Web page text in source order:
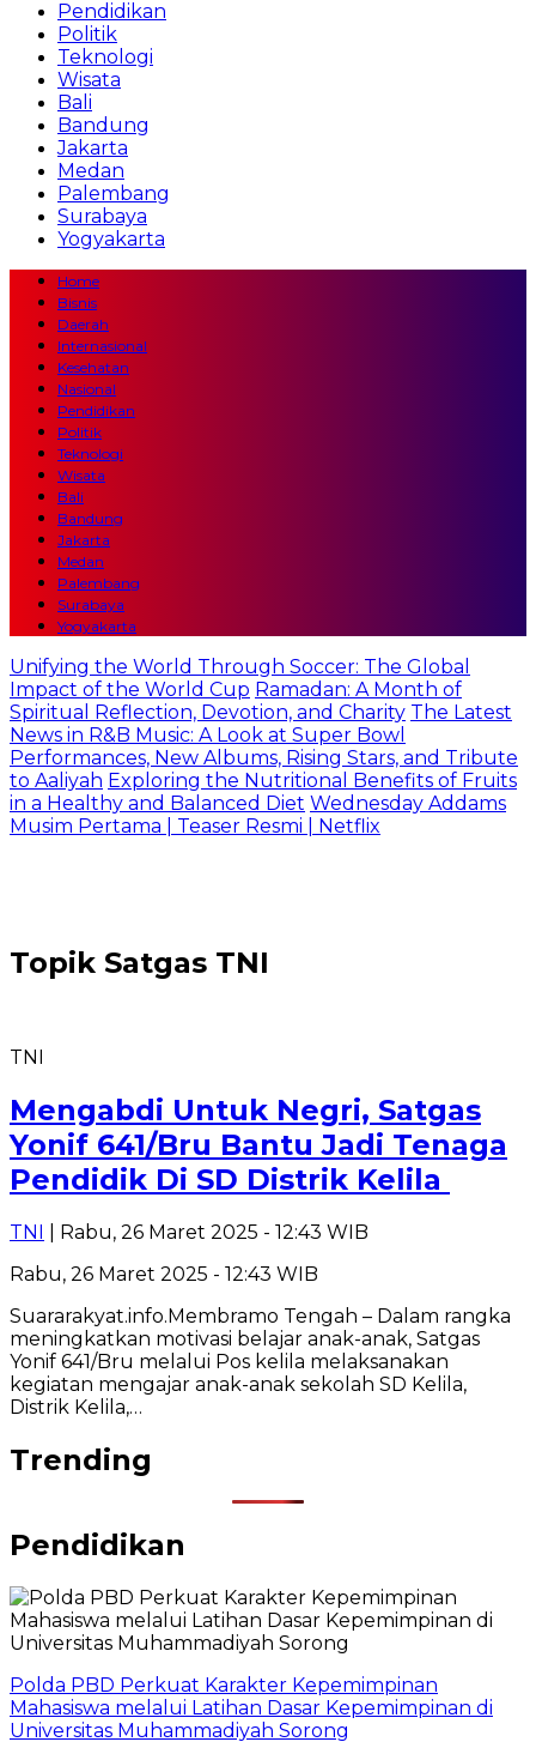
Pendidikan
Politik
Teknologi
Wisata
Bali
Bandung
Jakarta
Medan
Palembang
Surabaya
Yogyakarta
Home
Bisnis
Daerah
Internasional
Kesehatan
Nasional
Pendidikan
Politik
Teknologi
Wisata
Bali
Bandung
Jakarta
Medan
Palembang
Surabaya
Yogyakarta
Unifying the World Through Soccer: The Global
Impact of the World Cup Ramadan: A Month of
Spiritual Reflection, Devotion, and Charity The Latest
News in R&B Music: A Look at Super Bowl
Performances, New Albums, Rising Stars, and Tribute
to Aaliyah Exploring the Nutritional Benefits of Fruits
in a Healthy and Balanced Diet Wednesday Addams
Musim Pertama | Teaser Resmi | Netflix
Topik Satgas TNI
TNI
Mengabdi Untuk Negri, Satgas
Yonif 641/Bru Bantu Jadi Tenaga
Pendidik Di SD Distrik Kelila
TNI
| Rabu, 26 Maret 2025 - 12:43 WIB
Rabu, 26 Maret 2025 - 12:43 WIB
Suararakyat.info.Membramo Tengah – Dalam rangka
meningkatkan motivasi belajar anak-anak, Satgas
Yonif 641/Bru melalui Pos kelila melaksanakan
kegiatan mengajar anak-anak sekolah SD Kelila,
Distrik Kelila,…
Trending
Pendidikan
Polda PBD Perkuat Karakter Kepemimpinan
Mahasiswa melalui Latihan Dasar Kepemimpinan di
Universitas Muhammadiyah Sorong